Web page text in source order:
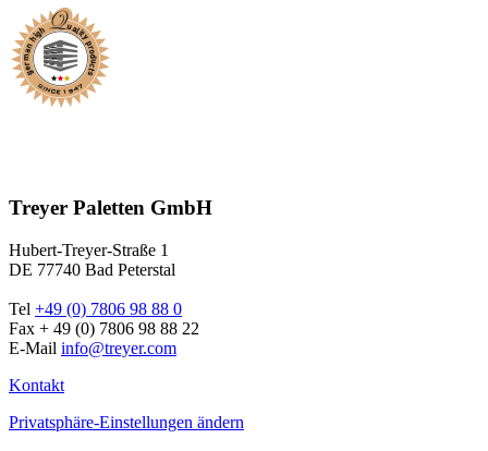
Treyer Paletten GmbH
Hubert-Treyer-Straße 1
DE 77740 Bad Peterstal
Tel +49 (0) 7806 98 88 0
Fax + 49 (0) 7806 98 88 22
E-Mail info@treyer.com
Kontakt
Privatsphäre-Einstellungen ändern